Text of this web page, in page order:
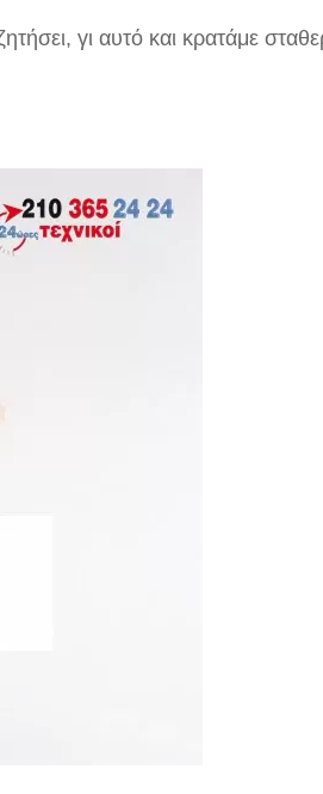
γι αυτό και κρατάμε